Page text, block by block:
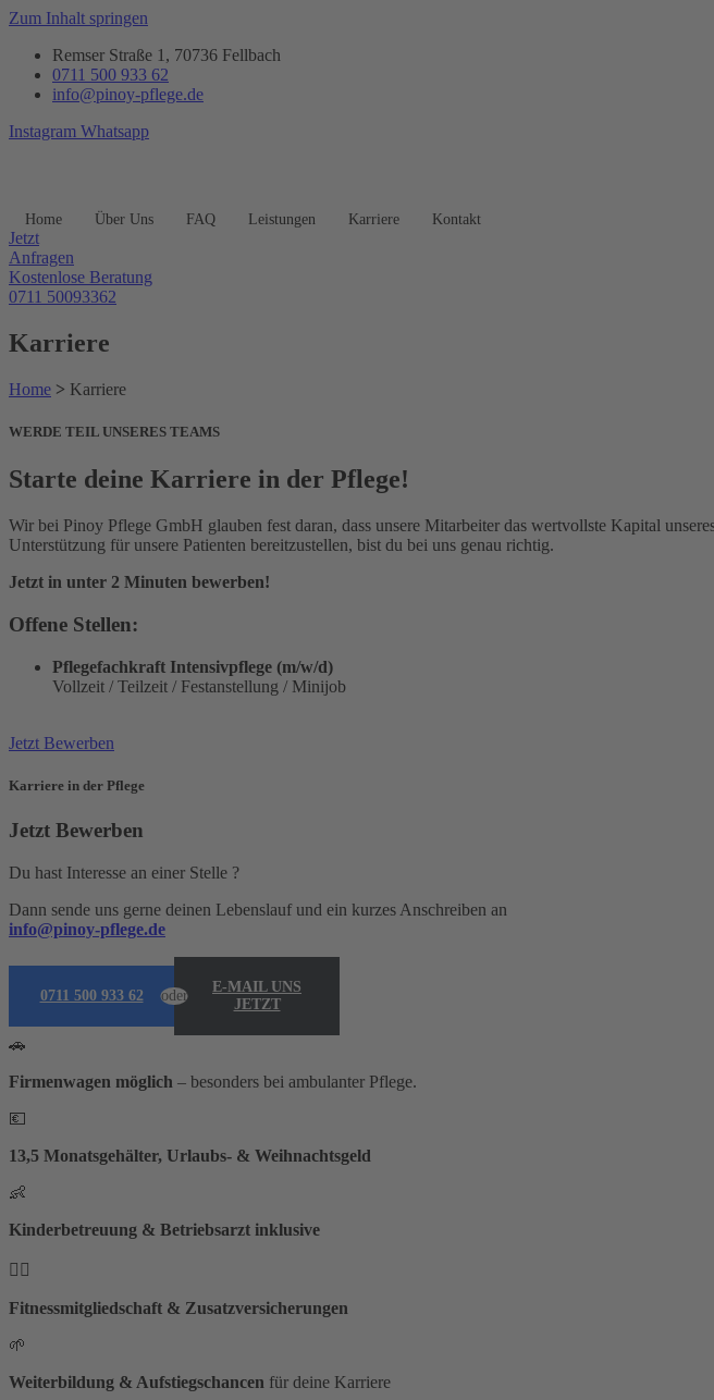
Zum Inhalt springen
Remser Straße 1, 70736 Fellbach
0711 500 933 62
info@pinoy-pflege.de
Instagram Whatsapp
Home Über Uns FAQ Leistungen Karriere Kontakt
Jetzt
Anfragen
Kostenlose Beratung
0711 50093362
Karriere
Home > Karriere
WERDE TEIL UNSERES TEAMS
Starte deine Karriere in der Pflege!
Wir bei Pinoy Pflege GmbH glauben fest daran, dass unsere Mitarbeiter das wertvollste Kapital
Unterstützung für unsere Patienten bereitzustellen, bist du bei uns genau richtig.
Jetzt in unter 2 Minuten bewerben!
Offene Stellen:
Pflegefachkraft Intensivpflege (m/w/d)
Vollzeit / Teilzeit / Festanstellung / Minijob
Jetzt Bewerben
Karriere in der Pflege
Jetzt Bewerben
Du hast Interesse an einer Stelle ?
Dann sende uns gerne deinen Lebenslauf und ein kurzes Anschreiben an
info@pinoy-pflege.de
0711 500 933 62 oder
E-MAIL UNS
JETZT
🚗
Firmenwagen möglich – besonders bei ambulanter Pflege.
💶
13,5 Monatsgehälter, Urlaubs- & Weihnachtsgeld
👶
Kinderbetreuung & Betriebsarzt inklusive
🧘‍♀
Fitnessmitgliedschaft & Zusatzversicherungen
🌱
Weiterbildung & Aufstiegschancen für deine Karriere